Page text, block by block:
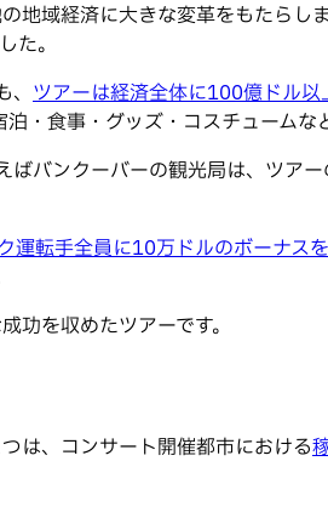
域経済に大きな変革をもたらし
た。
ツアーは経済全体に100億ドル以
・食事・グッズ・コスチュームなど
バンクーバーの観光局は、ツア
運転手全員に10万ドルのボーナス
功を収めたツアーです。
は、コンサート開催都市における